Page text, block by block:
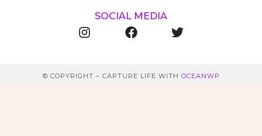
SOCIAL MEDIA
© COPYRIGHT – CAPTURE LIFE WITH OCEANWP